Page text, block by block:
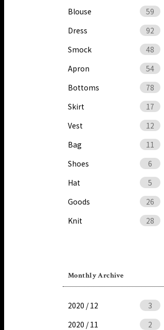
Blouse
59
Dress
92
Smock
48
Apron
54
Bottoms
78
Skirt
17
Vest
12
Bag
11
Shoes
6
Hat
5
Goods
26
Knit
28
Monthly Archive
2020 / 12
3
2020 / 11
2